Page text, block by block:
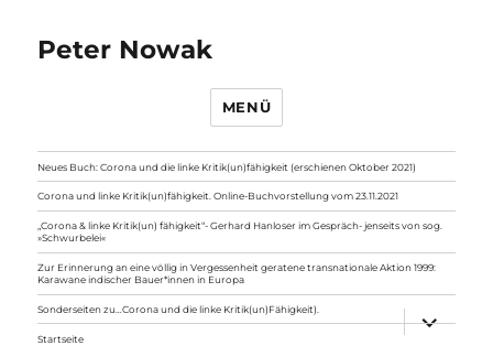
Peter Nowak
MENÜ
Neues Buch: Corona und die linke Kritik(un)fähigkeit (erschienen Oktober 2021)
Corona und linke Kritik(un)fähigkeit. Online-Buchvorstellung vom 23.11.2021
„Corona & linke Kritik(un) fähigkeit“- Gerhard Hanloser im Gespräch- jenseits von sog.
»Schwurbelei«
Zur Erinnerung an eine völlig in Vergessenheit geratene transnationale Aktion 1999:
Karawane indischer Bauer*innen in Europa
Sonderseiten zu…Corona und die linke Kritik(un)Fähigkeit).
anzeigen
Startseite